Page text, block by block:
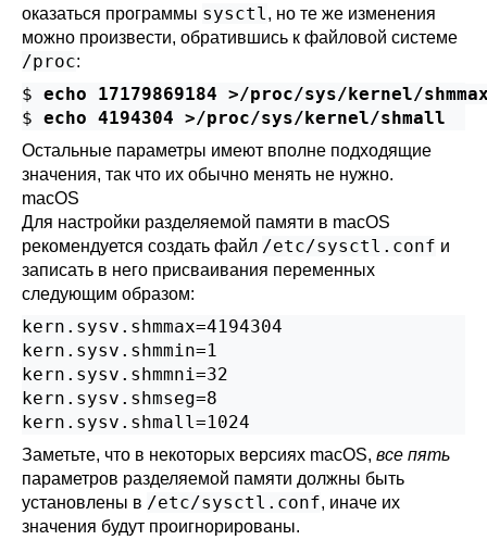
оказаться программы sysctl, но те же изменения
можно произвести, обратившись к файловой системе
/proc:
$ echo 17179869184 >/proc/sys/kernel/
$ echo 4194304 >/proc/sys/kernel/shmall
Остальные параметры имеют вполне подходящие
значения, так что их обычно менять не нужно.
macOS
Для настройки разделяемой памяти в macOS
рекомендуется создать файл /etc/sysctl.conf и
записать в него присваивания переменных
следующим образом:
kern.sysv.shmmax=4194304
kern.sysv.shmmin=1
kern.sysv.shmmni=32
kern.sysv.shmseg=8
kern.sysv.shmall=1024
Заметьте, что в некоторых версиях macOS, все пять
параметров разделяемой памяти должны быть
установлены в /etc/sysctl.conf, иначе их
значения будут проигнорированы.